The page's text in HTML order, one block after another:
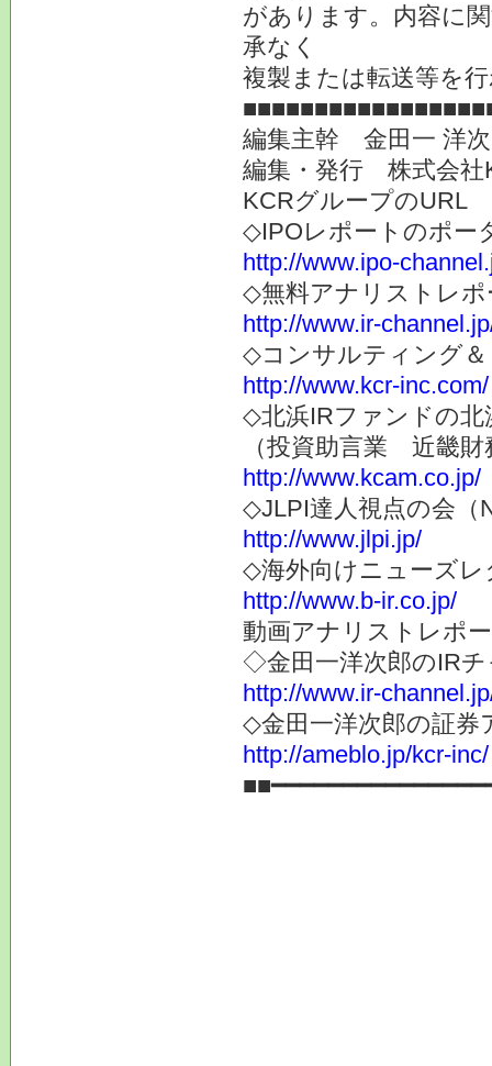
があります。内容に
承なく
複製または転送等を
編集主幹 金田一 洋
編集・発行 株式会社
KCRグループのURL
◇IPOレポートのポー
http://www.ipo-
◇無料アナリストレ
http://www.ir-
◇コンサルティング＆
http://www.kcr-inc.com/
◇北浜IRファンドの北
（投資助言業 近畿財
http://www.kcam.co.jp/
◇JLPI達人視点の会（
http://www.jlpi.jp/
◇海外向けニューズレ
http://www.b-ir.co.jp/
動画アナリストレポ
◇金田一洋次郎のIR
http://www.ir-
◇金田一洋次郎の証券
http://ameblo.jp/kcr-inc/